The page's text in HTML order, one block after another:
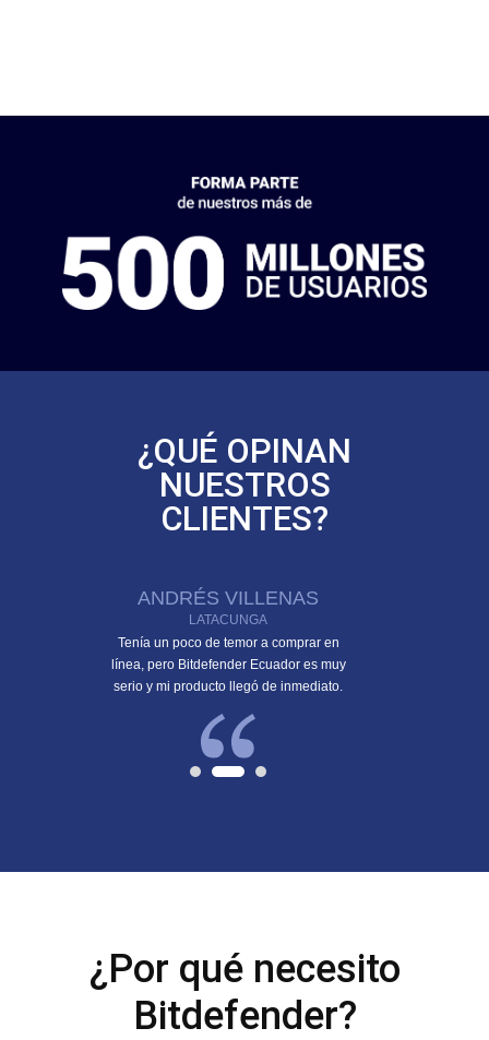
¿QUÉ OPINAN
NUESTROS
CLIENTES?
ANDRÉS VILLENAS
LATACUNGA
Tenía un poco de temor a comprar en
línea, pero Bitdefender Ecuador es muy
serio y mi producto llegó de inmediato.
¿Por qué necesito
Bitdefender?